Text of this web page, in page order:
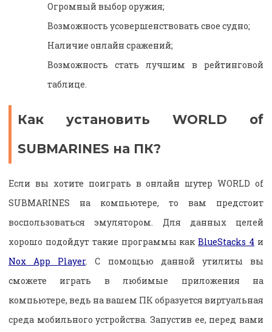
Огромный выбор оружия;
Возможность усовершенствовать свое судно;
Наличие онлайн сражений;
Возможность стать лучшим в рейтинговой
таблице.
Как установить WORLD of
SUBMARINES на ПК?
Если вы хотите поиграть в онлайн шутер WORLD of
SUBMARINES на компьютере, то вам предстоит
воспользоваться эмулятором. Для данных целей
хорошо подойдут такие программы какBlueStacks 4 и
Nox App Player. С помощью данной утилиты вы
сможете играть в любимые приложения на
компьютере, ведь на вашем ПК образуется виртуальная
среда мобильного устройства. Запустив ее, перед вами